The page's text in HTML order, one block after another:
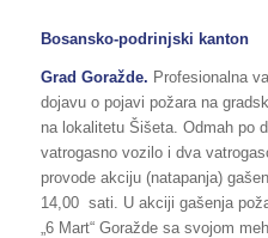
Bosansko-podrinjski kanton
Grad Goražde. Profesionalna
dojavu o pojavi požara na
na lokalitetu Šišeta. Odmah po
vatrogasno vozilo i dva
provode akciju (natapanja)
14,00 sati. U akciji gašenja
„6 Mart“ Goražde sa svojom